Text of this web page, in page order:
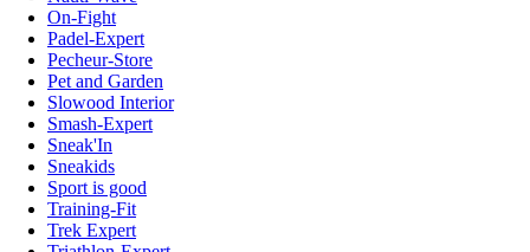
On-Fight
Padel-Expert
Pecheur-Store
Pet and Garden
Slowood Interior
Smash-Expert
Sneak'In
Sneakids
Sport is good
Training-Fit
Trek Expert